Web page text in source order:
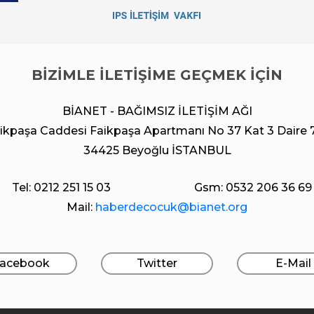
BİZİMLE İLETİŞİME GEÇMEK İÇİN
BİANET - BAĞIMSIZ İLETİŞİM AĞI
Caddesi Faikpaşa Apartmanı No 37 Kat 3 Daire
34425 Beyoğlu İSTANBUL
Tel: 0212 251 15 03
Gsm: 0532 206 36 69
Mail: haberdecocuk@bianet.org
Twitter E-Mail